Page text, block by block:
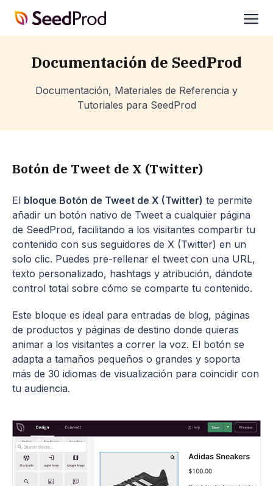
SeedProd
Documentación de SeedProd
Documentación, Materiales de Referencia y
Tutoriales para SeedProd
Botón de Tweet de X (Twitter)
El bloque Botón de Tweet de X (Twitter) te permite
añadir un botón nativo de Tweet a cualquier página
de SeedProd, facilitando a los visitantes compartir tu
contenido con sus seguidores de X (Twitter) en un
solo clic. Puedes pre-rellenar el tweet con una URL,
texto personalizado, hashtags y atribución, dándote
control total sobre cómo se comparte tu contenido.
Este bloque es ideal para entradas de blog, páginas
de productos y páginas de destino donde quieras
animar a los visitantes a correr la voz. El botón se
adapta a tamaños pequeños o grandes y soporta
más de 30 idiomas de visualización para coincidir con
tu audiencia.